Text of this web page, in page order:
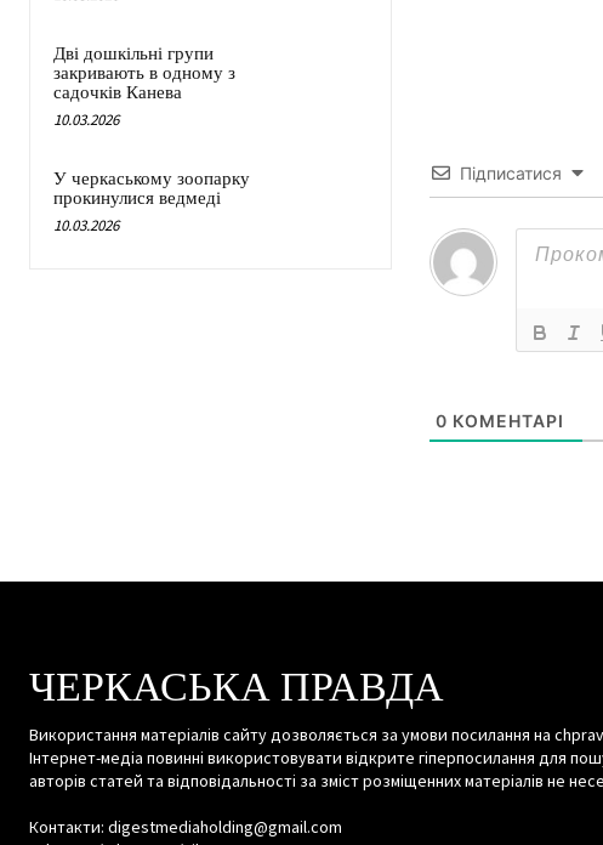
Дві дошкільні групи
закривають в одному з
садочків Канева
10.03.2026
У черкаському зоопарку
прокинулися ведмеді
10.03.2026
Підписатися
0 КОМЕНТАРІ
ЧЕРКАСЬКА ПРАВДА
Використання матеріалів сайту дозволяється за умови посилання на
Інтернет-медіа повинні використовувати відкрите гіперпосилання для
авторів статей та відповідальності за зміст розміщенних матеріалів не
Контакти: digestmediaholding@gmail.com